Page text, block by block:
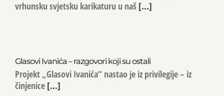
vrhunsku svjetsku karikaturu u naš [...]
Glasovi Ivanića – razgovori koji su ostali
Projekt „Glasovi Ivanića“ nastao je iz privilegije – iz
činjenice [...]